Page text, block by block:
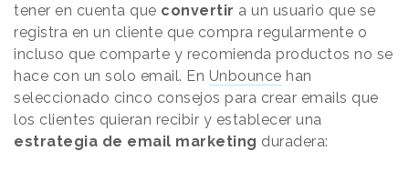
tener en cuenta que convertir a un usuario que se
registra en un cliente que compra regularmente o
incluso que comparte y recomienda productos no se
hace con un solo email. En Unbounce han
seleccionado cinco consejos para crear emails que
los clientes quieran recibir y establecer una
estrategia de email marketing duradera: